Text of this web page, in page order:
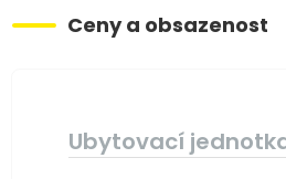
Ceny a obsazenost
Ubytovací